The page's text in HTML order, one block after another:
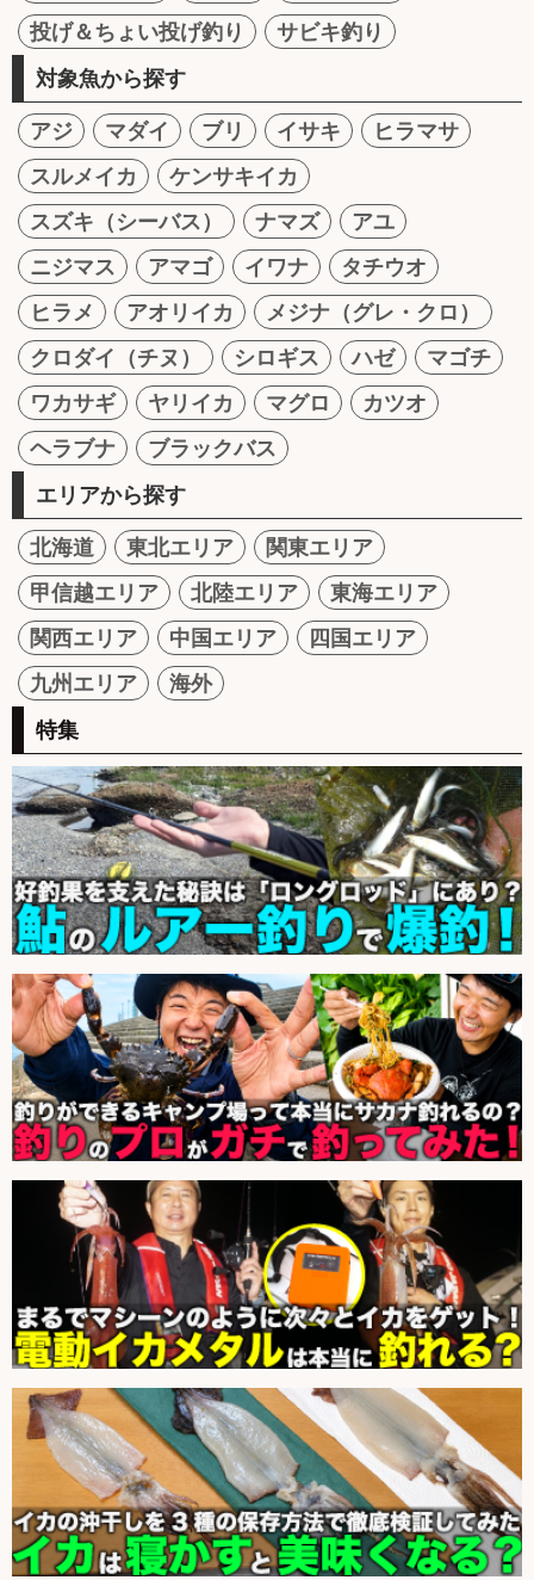
投げ＆ちょい投げ釣り
サビキ釣り
対象魚から探す
アジ マダイ ブリ イサキ
ヒラマサ
スルメイカ
ケンサキイカ
スズキ（シーバス）
ナマズ
アユ
ニジマス
アマゴ イワナ
タチウオ
ヒラメ
アオリイカ
メジナ（グレ・クロ）
クロダイ（チヌ）
シロギス ハゼ
マゴチ
ワカサギ
ヤリイカ マグロ
カツオ
ヘラブナ
ブラックバス
エリアから探す
北海道 東北エリア
関東エリア
甲信越エリア
北陸エリア
東海エリア
関西エリア
中国エリア
四国エリア
九州エリア
海外
特集